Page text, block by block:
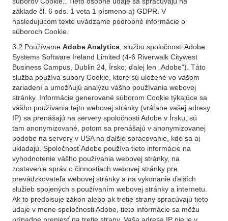
základe čl. 6 ods. 1 veta 1 písmeno a) GDPR. V
nasledujúcom texte uvádzame podrobné informácie o
súboroch Cookie.
3.2 Používame Adobe Analytics , službu spoločnosti Adobe
Systems Software Ireland Limited (4-6 Riverwalk Citywest
Business Campus, Dublin 24, Írsko; ďalej len „Adobe“). Táto
služba používa súbory Cookie, ktoré sú uložené vo vašom
zariadení a umožňujú analýzu vášho používania webovej
stránky. Informácie generované súborom Cookie týkajúce sa
vášho používania tejto webovej stránky (vrátane vašej adresy
IP) sa prenášajú na servery spoločnosti Adobe v Írsku, sú
tam anonymizované, potom sa prenášajú v anonymizovanej
podobe na servery v USA na ďalšie spracovanie, kde sa aj
ukladajú. Spoločnosť Adobe používa tieto informácie na
vyhodnotenie vášho používania webovej stránky, na
zostavenie správ o činnostiach webovej stránky pre
prevádzkovateľa webovej stránky a na vykonanie ďalších
služieb spojených s používaním webovej stránky a internetu.
Ak to predpisuje zákon alebo ak tretie strany spracúvajú tieto
údaje v mene spoločnosti Adobe, tieto informácie sa môžu